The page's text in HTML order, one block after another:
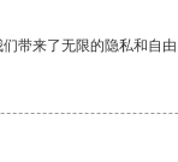
带来了无限的隐私和自由